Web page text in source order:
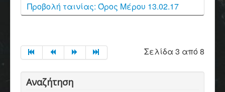
Προβολή ταινίας: Όρος Μέρου 13.02.17
Σελίδα 3 από 8
Αναζήτηση